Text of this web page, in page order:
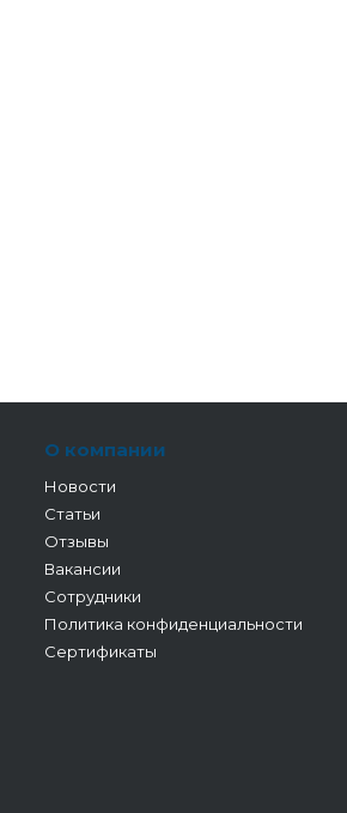
О компании
Новости
Статьи
Отзывы
Вакансии
Сотрудники
Политика конфиденциальности
Сертификаты